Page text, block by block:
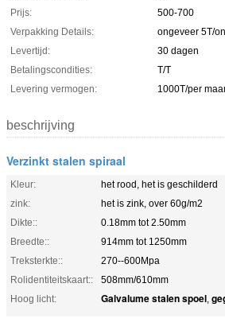
Prijs:
500-700
Verpakking Details:
ongeveer 5T/
Levertijd:
30 dagen
Betalingscondities:
T/T
Levering vermogen:
1000T/per
beschrijving
Verzinkt stalen spiraal
Kleur:
het rood, het is geschilderd
zink:
het is zink, over 60g/m2
Dikte::
0.18mm tot 2.50mm
Breedte::
914mm tot 1250mm
Treksterkte::
270--600Mpa
Rolidentiteitskaart::
508mm/610mm
Hoog licht:
Galvalume stalen spoel,